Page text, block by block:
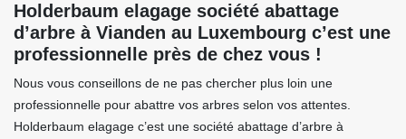
Holderbaum elagage société abattage
d’arbre à Vianden au Luxembourg c’est une
professionnelle près de chez vous !
Nous vous conseillons de ne pas chercher plus loin une
professionnelle pour abattre vos arbres selon vos attentes.
Holderbaum elagage c’est une société abattage d’arbre à